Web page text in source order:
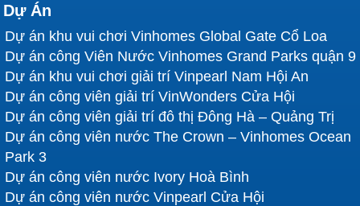
Dự Án
Dự án khu vui chơi Vinhomes Global Gate Cổ Loa
Dự án công Viên Nước Vinhomes Grand Parks quận 9
Dự án khu vui chơi giải trí Vinpearl Nam Hội An
Dự án công viên giải trí VinWonders Cửa Hội
Dự án công viên giải trí đô thị Đông Hà – Quảng Trị
Dự án công viên nước The Crown – Vinhomes Ocean
Park 3
Dự án công viên nước Ivory Hoà Bình
Dự án công viên nước Vinpearl Cửa Hội